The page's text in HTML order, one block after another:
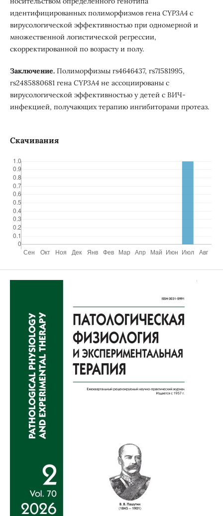
идентифицированных полиморфизмов гена CYP3A4с
вирусологической эффективностью при одномерной и
множественной логистической регрессии,
скорректированной по возрасту и полу.
Заключение. Полиморфизмы rs4646437, rs71581995,
rs2485880681 генаCYP3A4не ассоциированы с
вирусологической эффективностью у детей с ВИЧ-
инфекцией, получающих терапию ингибиторами протеаз.
Скачивания